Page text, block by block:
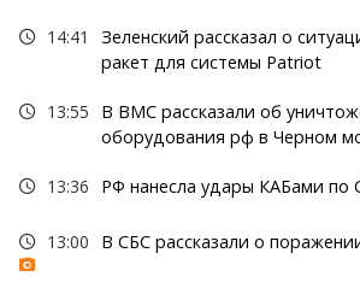
14:41
Зеленский рассказал о
ракет для системы Patriot
13:55
В ВМС рассказали об
оборудования рф в Черном
13:36 РФ нанесла удары КАБами по
13:00 В СБС рассказали о